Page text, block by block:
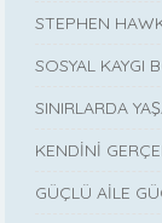
STEPHEN
SOSYAL KAYGI
SINIRLARDA
KENDİNİ
GÜÇLÜ AİLE